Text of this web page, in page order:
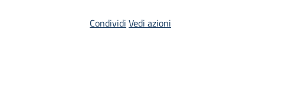
Condividi Vedi azioni